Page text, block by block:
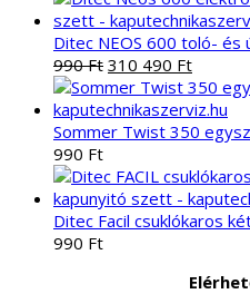
990 Ft.
990 Ft.
Ditec NEOS 600 toló-
990Ft Original
price
was:
354
310 490 FtCurrent
price
is:
310
Sommer Twist 350
990 Ft
Ditec Facil csuklókaros
990 Ft